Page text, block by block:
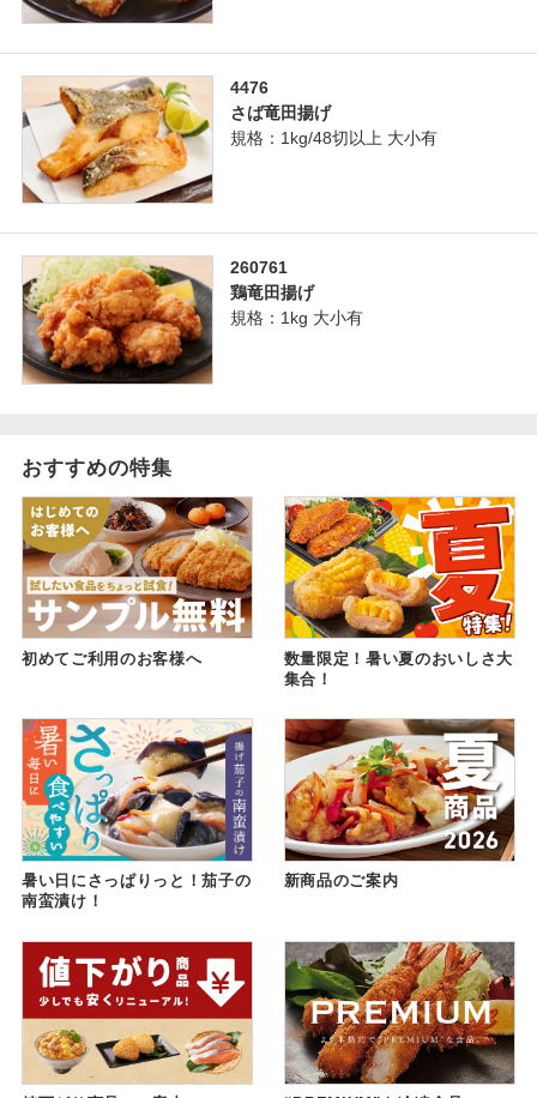
4476
さば竜田揚げ
規格：1kg/48切以上 大小有
260761
鶏竜田揚げ
規格：1kg 大小有
おすすめの特集
初めてご利用のお客様へ
数量限定！暑い夏のおいしさ大
集合！
暑い日にさっぱりっと！茄子の
南蛮漬け！
新商品のご案内